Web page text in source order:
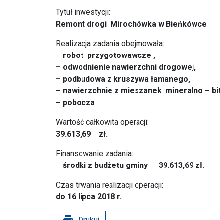
Tytuł inwestycji:
Remont drogi Mirochówka w Bieńkówce
Realizacja zadania obejmowała:
– robot przygotowawcze ,
– odwodnienie nawierzchni drogowej,
– podbudowa z kruszywa łamanego,
– nawierzchnie z mieszanek mineralno –
– pobocza
Wartość całkowita operacji:
39.613,69 zł.
Finansowanie zadania:
– środki z budżetu gminy – 39.613,69 zł.
Czas trwania realizacji operacji:
do 16 lipca 2018 r.